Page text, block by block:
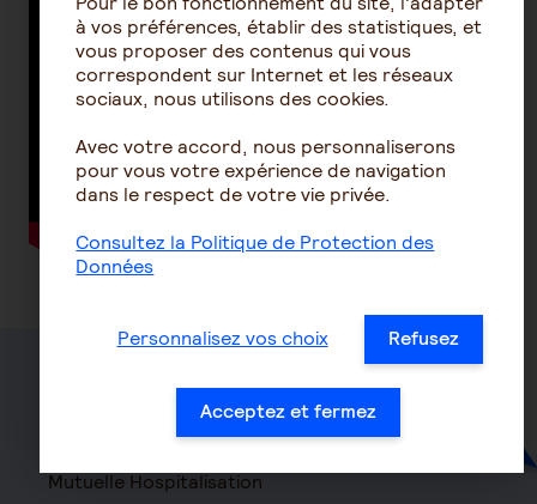
Mutuelle Hospitalisation
à vos préférences, établir des statistiques, et
vous proposer des contenus qui vous
correspondent sur Internet et les réseaux
sociaux, nous utilisons des cookies.
Avec votre accord, nous personnaliserons
pour vous votre expérience de navigation
dans le respect de votre vie privée.
Consultez la Politique de Protection des
Données
Personnalisez vos choix Refusez
Acceptez et fermez